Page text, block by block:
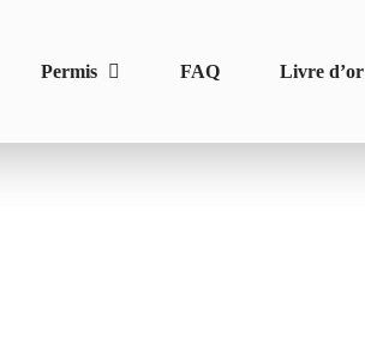
Permis FAQ Livre d’or